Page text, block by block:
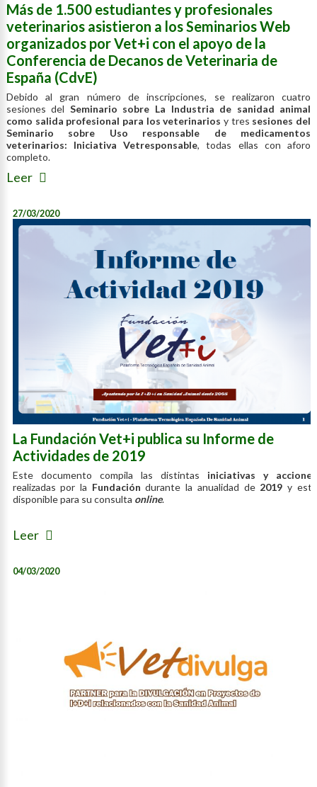
Más de 1.500 estudiantes y profesionales
veterinarios asistieron a los Seminarios Web
organizados por Vet+i con el apoyo de la
Conferencia de Decanos de Veterinaria de
España (CdvE)
Debido al gran número de inscripciones, se realizaron cuatro
sesiones del Seminario sobre La Industria de sanidad animal
como salida profesional para los veterinarios y tres sesiones del
Seminario sobre Uso responsable de medicamentos
veterinarios: Iniciativa Vetresponsable, todas ellas con aforo
completo.
Leer
27/03/2020
La Fundación Vet+i publica su Informe de
Actividades de 2019
Este documento compila las distintas iniciativas y acciones
realizadas por la Fundación durante la anualidad de 2019 y est
disponible para su consulta online.
Leer
04/03/2020